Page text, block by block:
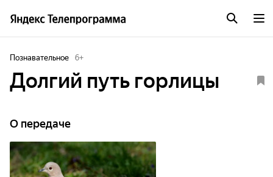
Познавательное 6+
Долгий путь горлицы
О передаче